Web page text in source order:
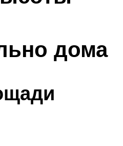
дома